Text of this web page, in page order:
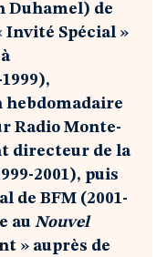
Duhamel) de
Invité Spécial »
hebdomadaire
Radio Monte-
directeur de la
2001), puis
de BFM (2001-
au Nouvel
» auprès de